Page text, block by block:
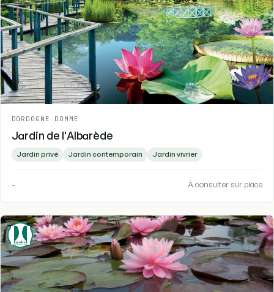
DORDOGNE - DOMME
Jardin de l'Albarède
Jardin privé Jardin contemporain Jardin vivrier
- À consulter sur place